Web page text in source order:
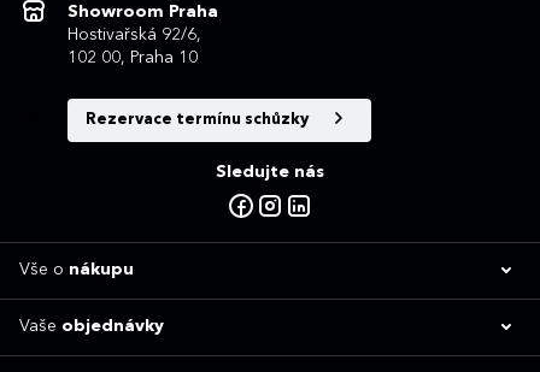
Showroom Praha
Hostivařská 92/6,
102 00, Praha 10
Rezervace termínu schůzky
Sledujte nás
Vše o nákupu
Vaše objednávky